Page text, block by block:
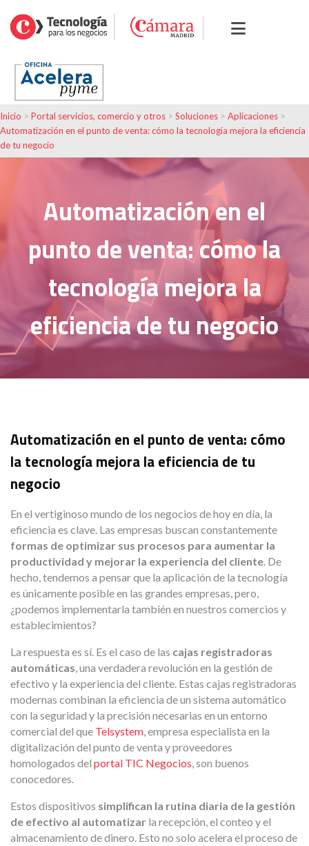
Inicio > Portal servicios, comercio y otros > Soluciones > Aplicaciones >
Automatización en el punto de venta: cómo la tecnología mejora la eficiencia
de tu negocio
Automatización en el
punto de venta: cómo la
tecnología mejora la
eficiencia de tu negocio
Automatización en el punto de venta: cómo
la tecnología mejora la eficiencia de tu
negocio
En el vertiginoso mundo de los negocios de hoy en día, la
eficiencia es clave. Las empresas buscan constantemente
formas de optimizar sus procesos para aumentar la
productividad y mejorar la experiencia del cliente. De
hecho, tendemos a pensar que la aplicación de la tecnología
es únicamente posible en las grandes empresas, pero,
¿podemos implementarla también en nuestros comercios y
establecimientos?
La respuesta es sí. Es el caso de las cajas registradoras
automáticas, una verdadera revolución en la gestión de
efectivo y la experiencia del cliente. Estas cajas registradoras
modernas combinan la eficiencia de un sistema automático
con la seguridad y la precisión necesarias en un entorno
comercial del que Telsystem, empresa especialista en la
digitalización del punto de venta y proveedores
homologados del portal TIC Negocios, son buenos
conocedores.
Estos dispositivos simplifican la rutina diaria de la gestión
de efectivo al automatizar la recepción, el conteo y el
almacenamiento de dinero. Esto no solo acelera el proceso de